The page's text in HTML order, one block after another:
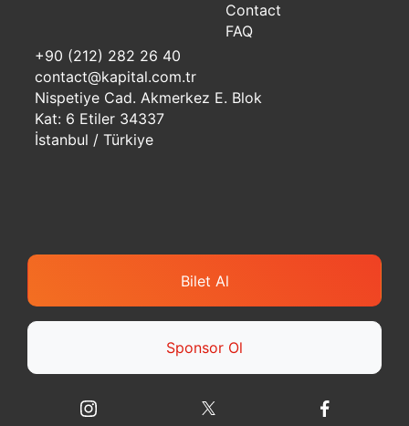
Contact
FAQ
+90 (212) 282 26 40
contact@kapital.com.tr
Nispetiye Cad. Akmerkez E. Blok
Kat: 6 Etiler 34337
İstanbul / Türkiye
Bilet Al
Sponsor Ol